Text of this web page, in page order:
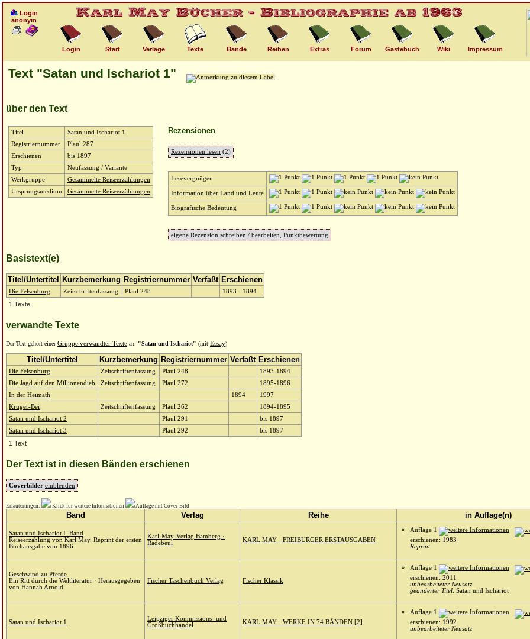
Login
anonym
Login Start Verlage Texte Bände Reihen Extras Forum Gästebuch Wiki Impressum
Text "Satan und Ischariot 1"
über den Text
Titel
Satan und Ischariot 1
Registriernummer
Plaul 287
Erschienen
bis 1897
Typ
Neufassung / Variante
Werkgruppe
Gesammelte Reiseerzählungen
Ursprungsmedium
Gesammelte Reiseerzählungen
Rezensionen
Rezensionen lesen (2)
Lesevergnügen
Information über Land und Leute
Biografische Bedeutung
eigene Rezension schreiben / bearbeiten, Punktbewertung
Basistext(e)
Titel/Untertitel Kurzbemerkung Registriernummer Verfaßt Erschienen
Die Felsenburg Zeitschriftenfassung Plaul 248 1893 - 1894
1 Texte
verwandte Texte
Der Text gehört einerGruppe verwandter Texte an: "Satan und Ischariot" (mit Essay)
Titel/Untertitel Kurzbemerkung Registriernummer Verfaßt Erschienen
Die Felsenburg Zeitschriftenfassung Plaul 248
1893-1894
Die Jagd auf den Millionendieb
Zeitschriftenfassung Plaul 272
1895-1896
In der Heimath
1894
1997
Krüger-Bei
Zeitschriftenfassung Plaul 262
1894-1895
Satan und Ischariot 2
Plaul 291
bis 1897
Satan und Ischariot 3
Plaul 292 bis 1897
1 Text
Der Text ist in diesen Bänden erschienen
Coverbilder einblenden
Erläuterungen: Klick für weitere Informationen Auflage mit Cover-Bild
Band Verlag Reihe in Auflage(n)
Satan und Ischariot I. Band
Reiseerzählung von Karl May. Reprint der ersten
Buchausgabe von 1896.
Karl-May-Verlag Bamberg ·
Radebeul
KARL MAY · FREIBURGER ERSTAUSGABEN
Auflage 1
erschienen: 1983
Reprint
Geschwind zu Pferde
Ein Ritt durch die Weltliteratur · Herausgegeben
von Hannah Arnold
Fischer Taschenbuch Verlag Fischer Klassik
Auflage 1
erschienen: 2011
unbearbeiteter Neusatz
geänderter Titel: Satan und Ischariot
Satan und Ischariot 1
Leipziger Kommissions- und
Großbuchhandel
KARL MAY · WERKE IN 74 BÄNDEN [2]
Auflage 1
erschienen: 1992
unbearbeiteter Neusatz